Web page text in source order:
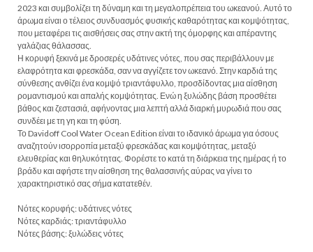
2023 και συμβολίζει τη δύναμη και τη μεγαλοπρέπεια του ωκεανού. Αυτό το
άρωμα είναι ο τέλειος συνδυασμός φυσικής καθαρότητας και κομψότητας,
που μεταφέρει τις αισθήσεις σας στην ακτή της όμορφης και απέραντης
γαλάζιας θάλασσας.
Η κορυφή ξεκινά με δροσερές υδάτινες νότες, που σας περιβάλλουν με
ελαφρότητα και φρεσκάδα, σαν να αγγίζετε τον ωκεανό. Στην καρδιά της
σύνθεσης ανθίζει ένα κομψό τριαντάφυλλο, προσδίδοντας μια αίσθηση
ρομαντισμού και απαλής κομψότητας. Ενώ η ξυλώδης βάση προσθέτει
βάθος και ζεστασιά, αφήνοντας μια λεπτή αλλά διαρκή μυρωδιά που σας
συνδέει με τη γη και τη φύση.
Το Davidoff Cool Water Ocean Edition είναι το ιδανικό άρωμα για όσους
αναζητούν ισορροπία μεταξύ φρεσκάδας και κομψότητας, μεταξύ
ελευθερίας και θηλυκότητας. Φορέστε το κατά τη διάρκεια της ημέρας ή το
βράδυ και αφήστε την αίσθηση της θαλασσινής αύρας να γίνει το
χαρακτηριστικό σας σήμα κατατεθέν.
Νότες κορυφής: υδάτινες νότες
Νότες καρδιάς: τριαντάφυλλο
Νότες βάσης: ξυλώδεις νότες